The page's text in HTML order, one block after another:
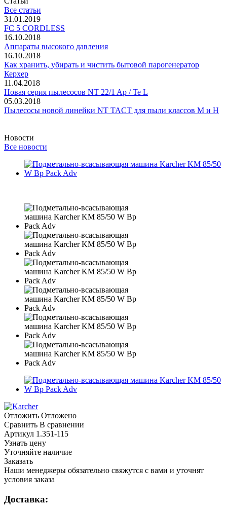
Все статьи
31.01.2019
FC 5 CORDLESS
16.10.2018
Аппараты высокого давления
16.10.2018
Как хранить, убирать и чистить бытовой парогенератор
Керхер
11.04.2018
Новая серия пылесосов NT 22/1 Ap / Te L
05.03.2018
Пылесосы новой линейки NT TACT для пыли классов M и H
Новости
Все новости
Отложить Отложено
Сравнить В сравнении
Артикул 1.351-115
Узнать цену
Уточняйте наличие
Заказать
Наши менеджеры обязательно свяжутся с вами и уточнят
условия заказа
Доставка: